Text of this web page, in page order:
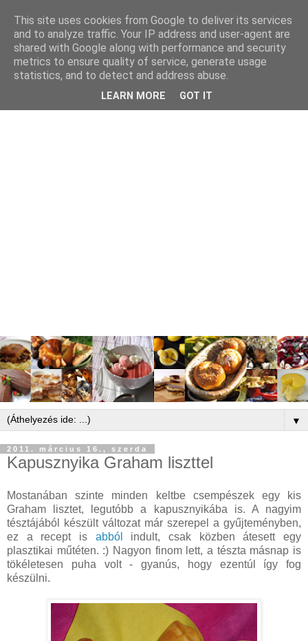
▼
2011. március 16., szerda
Kapusznyika Graham liszttel
Mostanában szinte minden keltbe csempészek egy kis
Graham lisztet, legutóbb a kapusznyikába is. A nagyim
tésztájából készült változat már szerepel a gyűjteményben,
ez a recept is abból
indult, csak közben átesett egy
plasztikai műtéten. :) Nagyon finom lett, a tészta másnap is
tökéletesen puha volt - gyanús, hogy ezentúl így fog
készülni.
This site uses cookies from Google to deliver its services
and to analyze traffic. Your IP address and user-agent are
shared with Google along with performance and security
metrics to ensure quality of service, generate usage
statistics, and to detect and address abuse.
LEARN MORE GOT IT